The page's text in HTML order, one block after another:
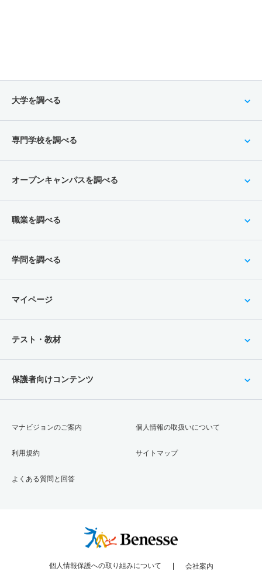
大学を調べる
専門学校を調べる
オープンキャンパスを調べる
職業を調べる
学問を調べる
マイページ
テスト・教材
保護者向けコンテンツ
マナビジョンのご案内
利用規約
よくある質問と回答
個人情報の取扱いについて
サイトマップ
個人情報保護への取り組みについて 会社案内